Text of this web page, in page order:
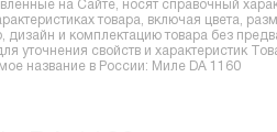
на Сайте, носят справочный
товара, включая цвета,
дизайн и комплектацию товара без
уточнения свойств и характеристик
название в России: Миле DA 1160